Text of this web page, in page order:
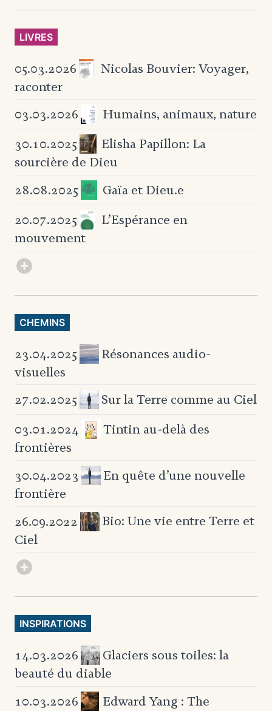
LIVRES
05.03.2026
Nicolas Bouvier: Voyager,
raconter
03.03.2026
Humains, animaux, nature
30.10.2025 Elisha Papillon: La
sourcière de Dieu
28.08.2025
Gaïa et Dieu.e
20.07.2025
L’Espérance en
mouvement
CHEMINS
23.04.2025
Résonances audio-
visuelles
27.02.2025
Sur la Terre comme au Ciel
03.01.2024
Tintin au-delà des
frontières
30.04.2023
En quête d’une nouvelle
frontière
26.09.2022
Bio: Une vie entre Terre et
Ciel
INSPIRATIONS
14.03.2026 Glaciers sous toiles: la
beauté du diable
10.03.2026
Edward Yang : The